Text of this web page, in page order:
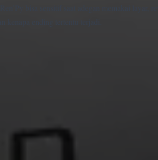
bisa sensitif saat adegan memakai layar,
kenapa ending tertentu terjadi.